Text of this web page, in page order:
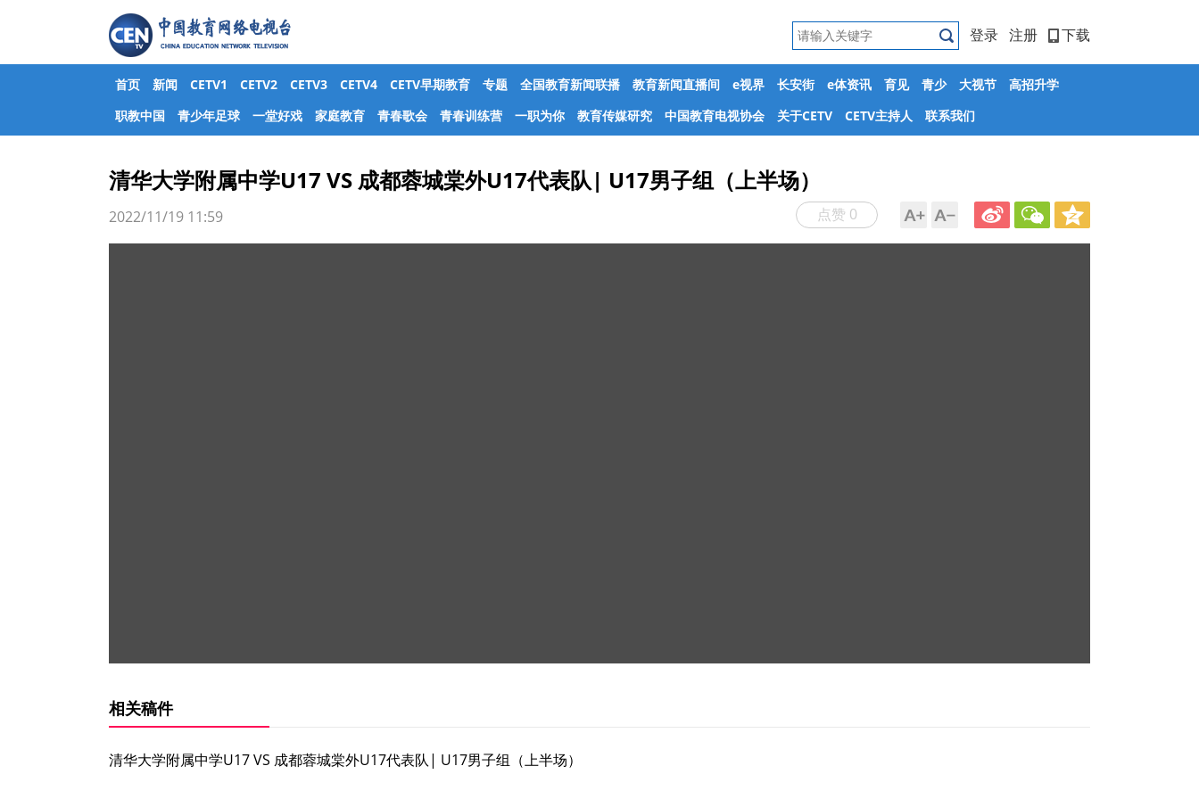
登录 注册 下载
首页 新闻 CETV1 CETV2 CETV3 CETV4 CETV早期教育 专题 全国教育新闻联播 教育新闻直播间 e视界 长安街 e体资讯 育见 青少 大视节
高招升学
职教中国
青少年足球 一堂好戏 家庭教育 青春歌会 青春训练营 一职为你 教育传媒研究 中国教育电视协会 关于CETV CETV主持人 联系我们
清华大学附属中学U17 VS 成都蓉城棠外U17代表队| U17男子组（上半场）
点赞 0
2022/11/19 11:59
相关稿件
清华大学附属中学U17 VS 成都蓉城棠外U17代表队| U17男子组（上半场）